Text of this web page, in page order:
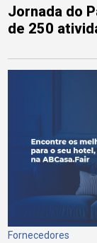
Jornada do
de 250
Fornecedores